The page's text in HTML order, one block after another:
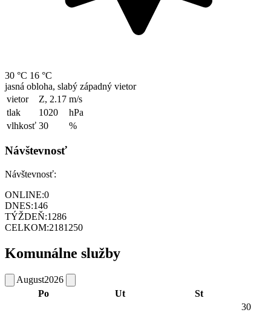
30 °C 16 °C
jasná obloha, slabý západný vietor
vietor
Z, 2.17 m/s
tlak
1020
hPa
vlhkosť 30 %
Návštevnosť
Návštevnosť:
ONLINE:0
DNES:146
TÝŽDEŇ:1286
CELKOM:2181250
Komunálne služby
August2026
Po
Ut St
30